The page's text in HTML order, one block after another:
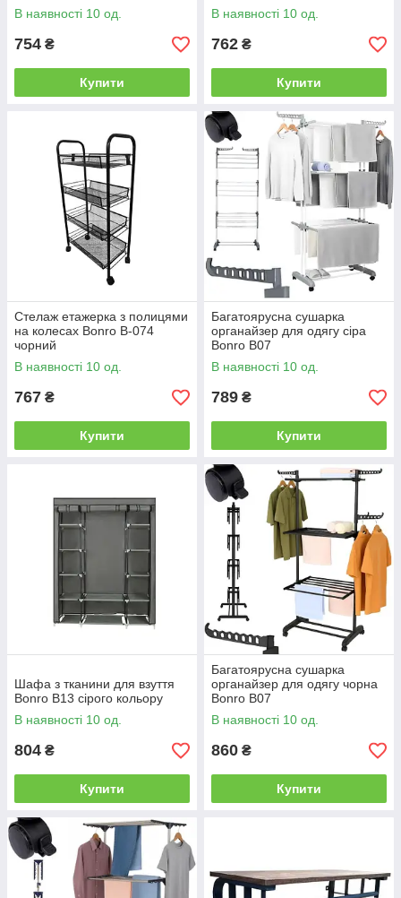
В наявності 10 од.
754 ₴
Купити
В наявності 10 од.
762 ₴
Купити
Стелаж етажерка з полицями
на колесах Bonro B-074
чорний
В наявності 10 од.
767 ₴
Купити
Багатоярусна сушарка
органайзер для одягу сіра
Bonro B07
В наявності 10 од.
789 ₴
Купити
Шафа з тканини для взуття
Bonro B13 сірого кольору
В наявності 10 од.
804 ₴
Купити
Багатоярусна сушарка
органайзер для одягу чорна
Bonro B07
В наявності 10 од.
860 ₴
Купити